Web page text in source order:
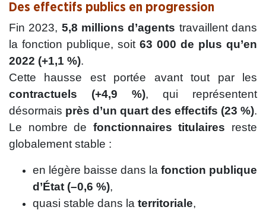
Des effectifs publics en progression
Fin 2023, 5,8 millions d’agents travaillent dans
la fonction publique, soit 63 000 de plus qu’en
2022 (+1,1 %).
Cette hausse est portée avant tout par les
contractuels (+4,9 %), qui représentent
désormais près d’un quart des effectifs (23 %).
Le nombre de fonctionnaires titulaires reste
globalement stable :
en légère baisse dans la fonction publique
d’État (–0,6 %),
quasi stable dans la territoriale,